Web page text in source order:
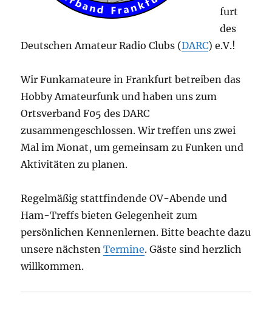
furt
des
Deutschen Amateur Radio Clubs (DARC) e.V.!
Wir Funkamateure in Frankfurt betreiben das
Hobby Amateurfunk und haben uns zum
Ortsverband F05 des DARC
zusammengeschlossen. Wir treffen uns zwei
Mal im Monat, um gemeinsam zu Funken und
Aktivitäten zu planen.
Regelmäßig stattfindende OV-Abende und
Ham-Treffs bieten Gelegenheit zum
persönlichen Kennenlernen. Bitte beachte dazu
unsere nächstenTermine. Gäste sind herzlich
willkommen.